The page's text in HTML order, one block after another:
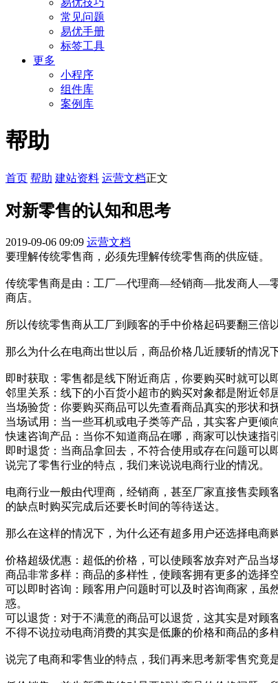
易优技巧
常见问题
易优手册
标签工具
更多
小程序
组件库
案例库
帮助
首页 帮助 建站资料 运营文档正文
对新零售的认知和思考
2019-09-06 09:09 运营文档
要理解传统零售商，必须先理解传统零售商的供应链。
传统零售商是由：工厂—代理商—经销商—批发商人—零
商店。
所以传统零售商从工厂到顾客的手中价格起码要翻三倍
那么为什么在电商出世以后，商品价格几近腰斩的情况
即时获取：零售都是线下附近商店，你要购买时就可以
邻里关系：线下的小百货小超市的购买对象都是附近邻
当场验货：你要购买商品可以先查看商品真实的形状和
当场试用：当一些耳机或电子类等产品，其实客户更倾
快速咨询产品：当你不知道商品在哪，商家可以快速指
即时退货：当商品拿回去，不符合使用或存在问题可以
说完了零售行业的特点，我们来说说电商行业的情况。
电商行业一般由代理商，经销商，甚至厂家直接售卖
的缺点时购买完成后还要长时间的等待送达。
那么在这样的情况下，为什么还有超多用户还选择电商
价格超级优惠：超低的价格，可以使顾客放弃对产品当
商品非常多样：商品的多样性，使顾客拥有更多的选择
可以即时咨询：顾客用户问题时可以及时咨询商家，虽
惑。
可以退货：对于不满意的商品可以退货，这其实是对顾
不得不说拉动电商消费的其实是低廉的价格和商品的多
说完了电商和零售业的特点，我们再来思考新零售究竟